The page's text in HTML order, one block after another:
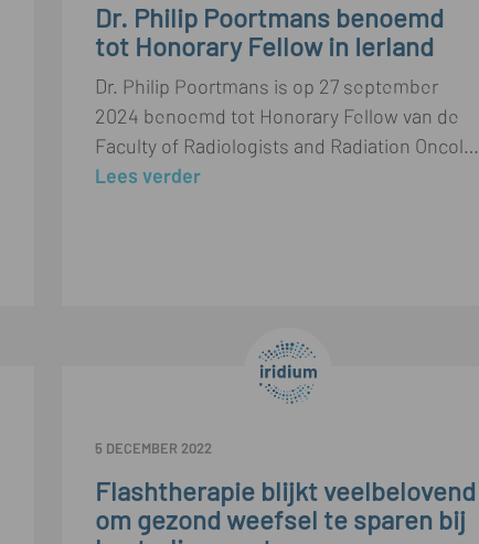
Dr. Philip Poortmans benoemd
tot Honorary Fellow in Ierland
Dr. Philip Poortmans is op 27 september
2024 benoemd tot Honorary Fellow van de
Faculty of Radiologists and Radiation Oncologists van het Royal College of Surgeons in Ierland
Lees verder
5 DECEMBER 2022
Flashtherapie blijkt veelbelovend
om gezond weefsel te sparen bij